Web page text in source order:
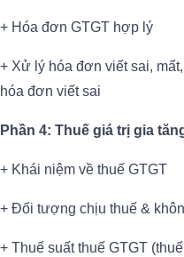
+ Hóa đơn GTGT hợp lý
+ Xử lý hóa đơn viết sai,
hóa đơn viết sai
Phần 4: Thuế giá trị gia
+ Khái niệm về thuế GTGT
+ Đối tượng chịu thuế &
+ Thuế suất thuế GTGT